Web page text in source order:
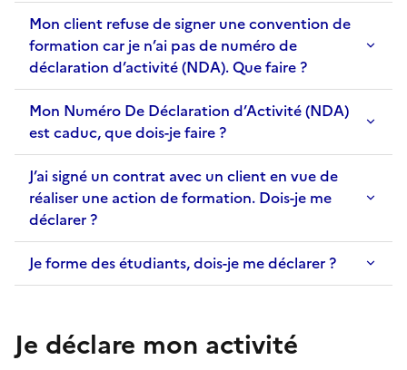
Mon client refuse de signer une convention de
formation car je n’ai pas de numéro de
déclaration d’activité (NDA). Que faire ?
Mon Numéro De Déclaration d’Activité (NDA)
est caduc, que dois-je faire ?
J’ai signé un contrat avec un client en vue de
réaliser une action de formation. Dois-je me
déclarer ?
Je forme des étudiants, dois-je me déclarer ?
Je déclare mon activité